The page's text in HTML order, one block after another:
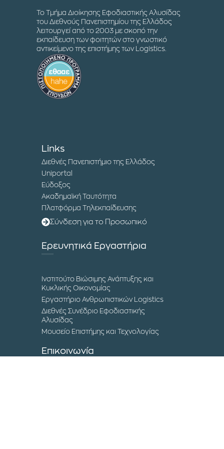
Το Τμήμα Διοίκησης Εφοδιαστικής Αλυσίδας
του Διεθνούς Πανεπιστημίου της Ελλάδος
λειτουργεί από το 2003 με σκοπό την
εκπαίδευση των φοιτητών στο γνωστικό
αντικείμενο της επιστήμης των Logistics.
Links
Διεθνές Πανεπιστήμιο της Ελλάδος
Uniportal
Εύδοξος
Ακαδημαϊκή Ταυτότητα
Πλατφόρμα Τηλεκπαίδευσης
Σύνδεση για το Προσωπικό
Ερευνητικά Εργαστήρια
Ινστιτούτο Βιώσιμης Ανάπτυξης και
Κυκλικής Οικονομίας
Εργαστήριο Ανθρωπιστικών Logistics
Διεθνές Συνέδριο Εφοδιαστικής
Αλυσίδας
Μουσείο Επιστήμης και Τεχνολογίας
Επικοινωνία